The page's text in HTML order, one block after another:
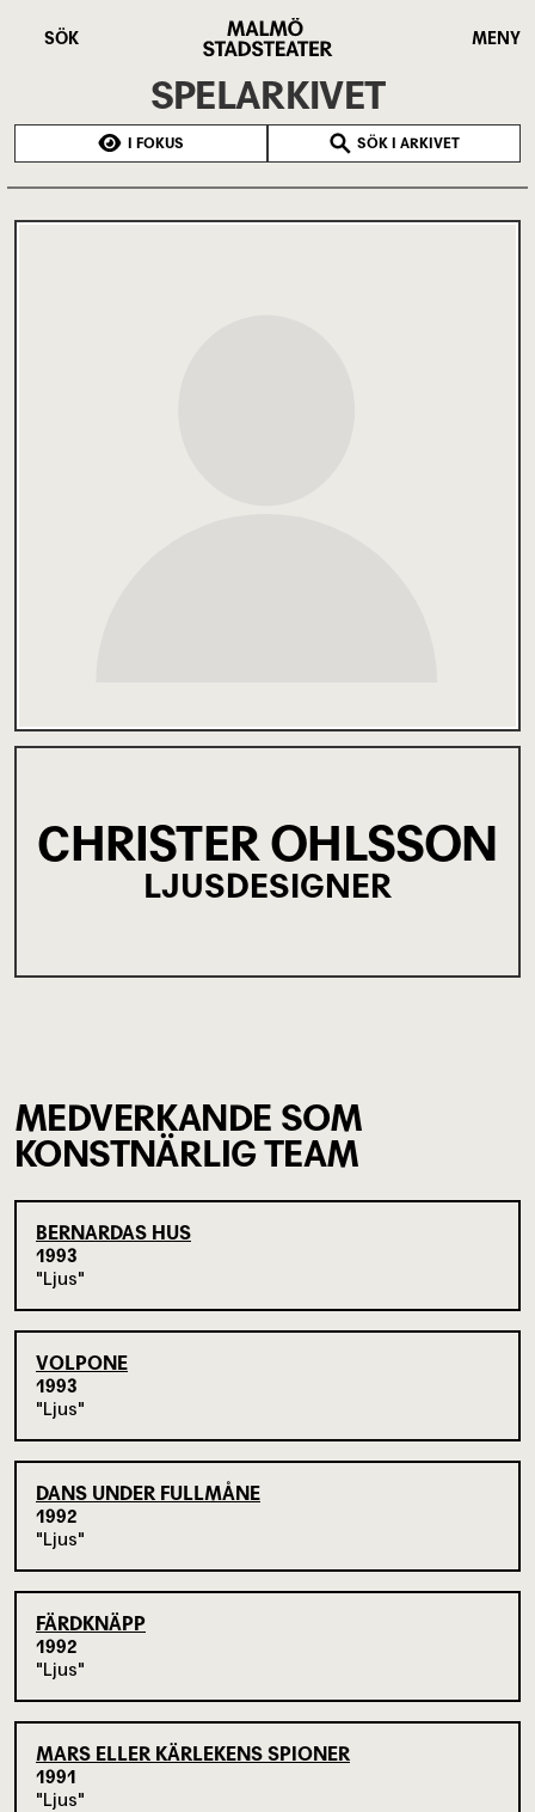
SÖK
Stadsteater
MENY
SPELARKIVET
I FOKUS SÖK I ARKIVET
CHRISTER OHLSSON
LJUSDESIGNER
MEDVERKANDE SOM
KONSTNÄRLIG TEAM
BERNARDAS HUS
1993
Ljus
VOLPONE
1993
Ljus
DANS UNDER FULLMÅNE
1992
Ljus
FÄRDKNÄPP
1992
Ljus
MARS ELLER KÄRLEKENS SPIONER
1991
Ljus